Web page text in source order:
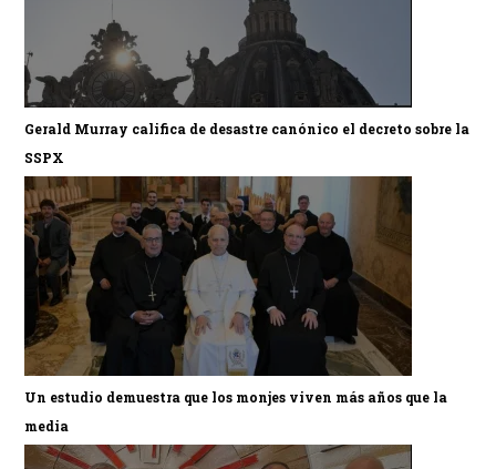
Gerald Murray califica de desastre canónico el decreto sobre la
SSPX
Un estudio demuestra que los monjes viven más años que la
media